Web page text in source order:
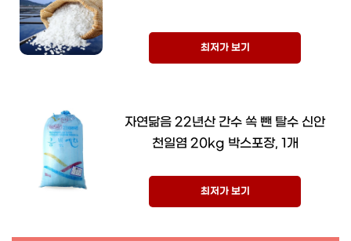
최저가 보기
자연닮음 22년산 간수 쏙 뺀 탈수 신안
천일염 20kg 박스포장, 1개
최저가 보기